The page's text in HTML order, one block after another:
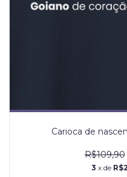
Carioca de
R$109,90
3 x de